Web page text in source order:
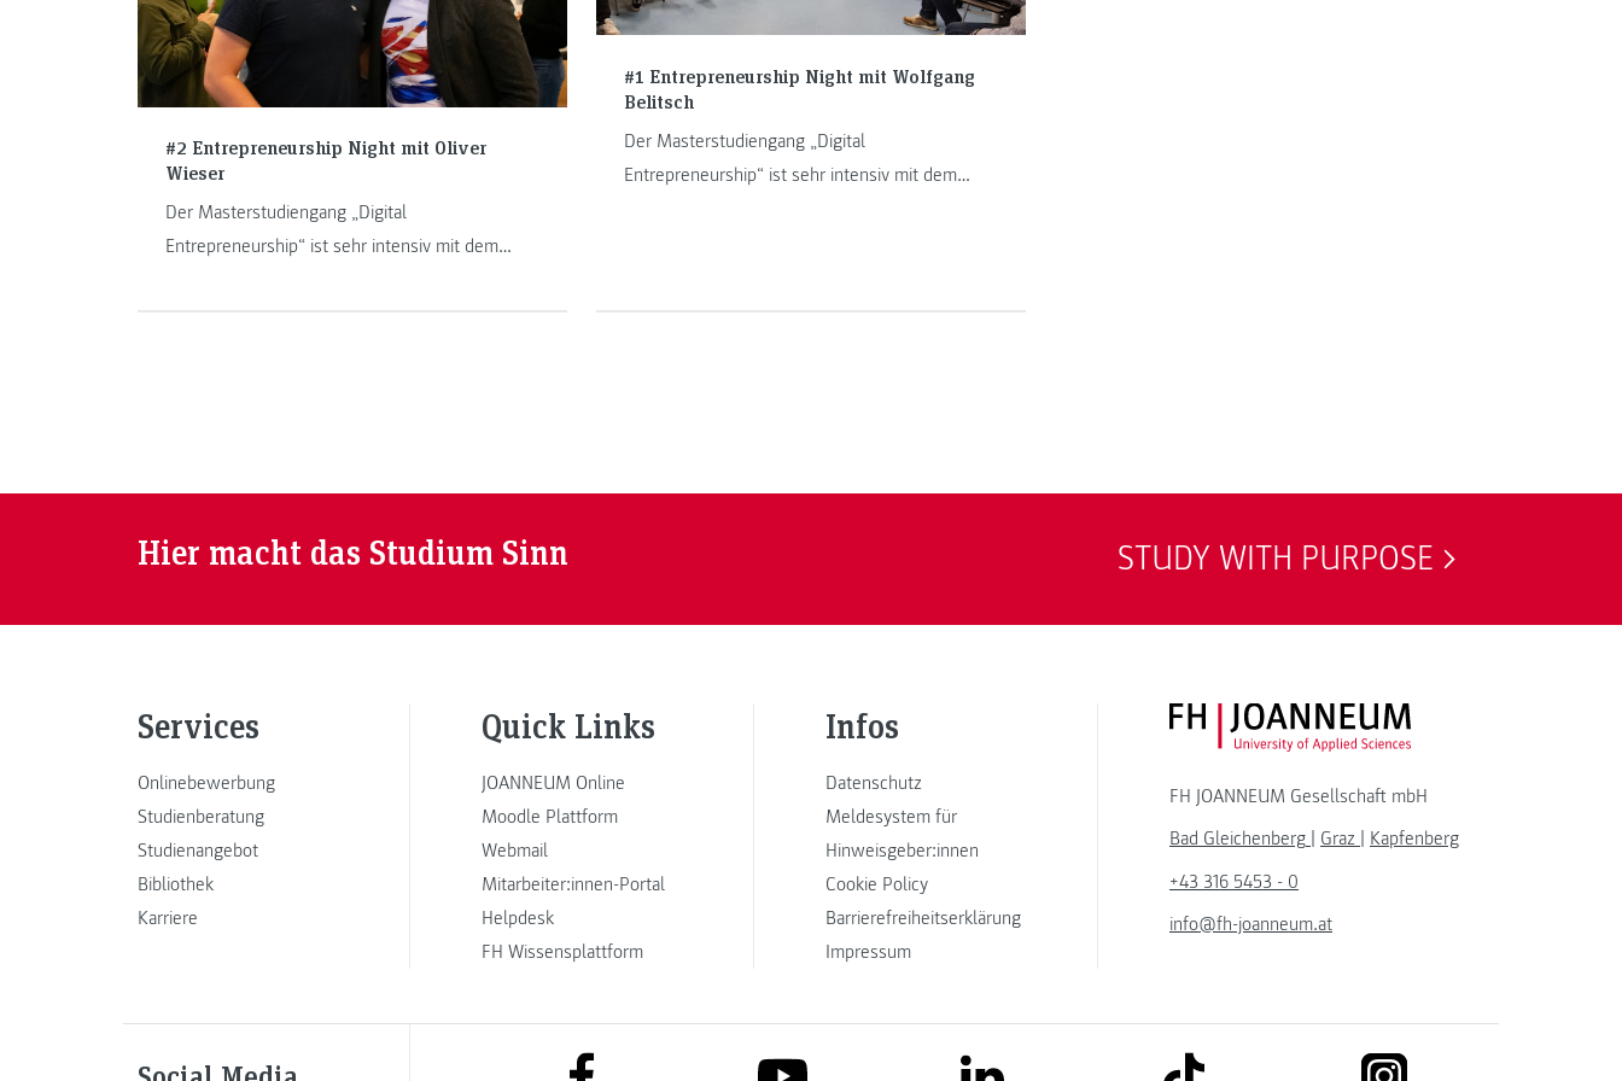
#2 Entrepreneurship Night mit Oliver
Wieser
Der Masterstudiengang „Digital
Entrepreneurship“ ist sehr intensiv mit dem
#1 Entrepreneurship Night mit Wolfgang
Belitsch
Der Masterstudiengang „Digital
Entrepreneurship“ ist sehr intensiv mit dem
Hier macht das Studium Sinn STUDY WITH PURPOSE
Services
Onlinebewerbung
Studienberatung
Studienangebot
Bibliothek
Karriere
Quick Links
JOANNEUM Online
Moodle Plattform
Webmail
Mitarbeiter:innen-Portal
Helpdesk
FH Wissensplattform
Infos
Datenschutz
Meldesystem für
Hinweisgeber:innen
Cookie Policy
Barrierefreiheitserklärung
Impressum
FH JOANNEUM Logo
FH JOANNEUM Gesellschaft mbH
Bad Gleichenberg
Graz
Kapfenberg
+43 316 5453 - 0
info@fh-joanneum.at
link to facebook link to youtube link to linkedin link to tiktok link to instagram